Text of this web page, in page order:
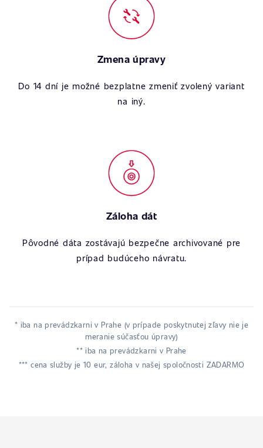
Zmena úpravy
Do 14 dní je možné bezplatne zmeniť zvolený variant
na iný.
Záloha dát
Pôvodné dáta zostávajú bezpečne archivované pre
prípad budúceho návratu.
* iba na prevádzkarni v Prahe (v prípade poskytnutej zľavy nie je
meranie súčasťou úpravy)
** iba na prevádzkarni v Prahe
*** cena služby je 10 eur, záloha v našej spoločnosti ZADARMO